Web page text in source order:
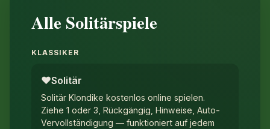
Alle Solitärspiele
KLASSIKER
♥︎Solitär
Solitär Klondike kostenlos online spielen.
Ziehe 1 oder 3, Rückgängig, Hinweise, Auto-
Vervollständigung — funktioniert auf jedem